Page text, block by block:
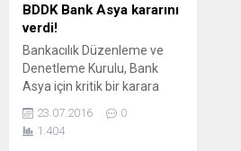
BDDK Bank Asya kararını
verdi!
Bankacılık Düzenleme ve
Denetleme Kurulu, Bank
Asya için kritik bir karara
23.07.2016
0
1.404